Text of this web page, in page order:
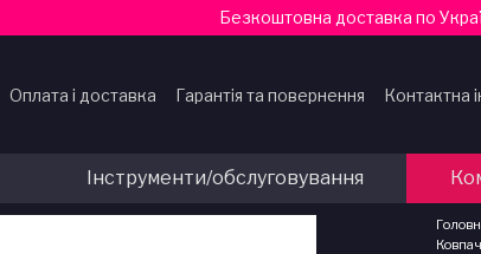
Безкоштовна доставка по
Оплата і доставка Гарантія та повернення Контактна
Інструменти/обслуговування